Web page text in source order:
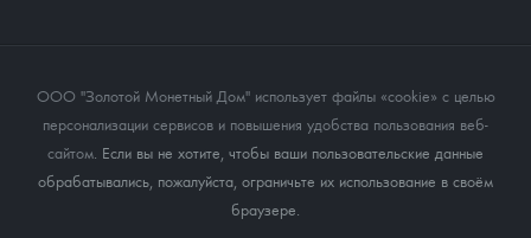
ООО "Золотой Монетный Дом" использует файлы «cookie» с целью
персонализации сервисов и повышения удобства пользования веб-
сайтом . Если вы не хотите, чтобы ваши пользовательские данные
обрабатывались, пожалуйста, ограничьте их использование в своём
браузере.